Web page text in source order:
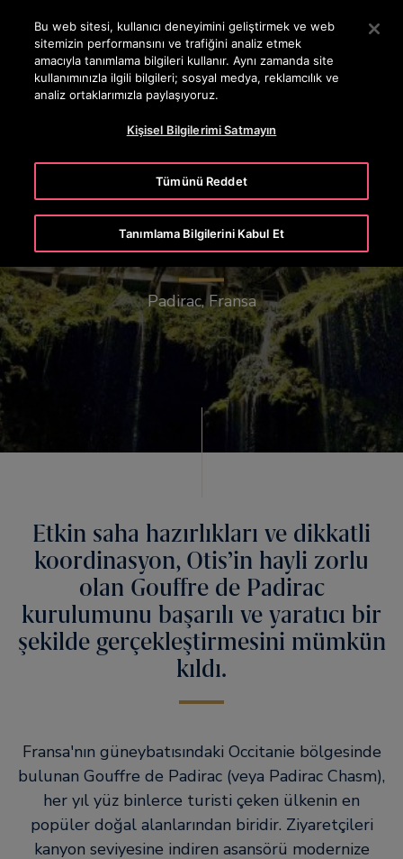
Ana İçeriğe atlamak için Enter tuşuna basın
ARA
Gouffre de Padirac
Padirac, Fransa
Etkin saha hazırlıkları ve dikkatli
koordinasyon, Otis’in hayli zorlu
olan Gouffre de Padirac
kurulumunu başarılı ve yaratıcı bir
şekilde gerçekleştirmesini mümkün
kıldı.
Fransa'nın güneybatısındaki Occitanie bölgesinde
bulunan Gouffre de Padirac (veya Padirac Chasm),
her yıl yüz binlerce turisti çeken ülkenin en
popüler doğal alanlarından biridir. Ziyaretçileri
kanyon seviyesine indiren asansörü modernize
Bu web sitesi, kullanıcı deneyimini geliştirmek ve web
sitemizin performansını ve trafiğini analiz etmek
amacıyla tanımlama bilgileri kullanır. Aynı zamanda site
kullanımınızla ilgili bilgileri; sosyal medya, reklamcılık ve
analiz ortaklarımızla paylaşıyoruz.
Kişisel Bilgilerimi Satmayın
Tümünü Reddet
Tanımlama Bilgilerini Kabul Et